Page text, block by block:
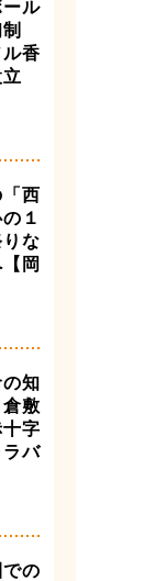
ル
香
西
１
な
岡
知
敷
字
バ
の